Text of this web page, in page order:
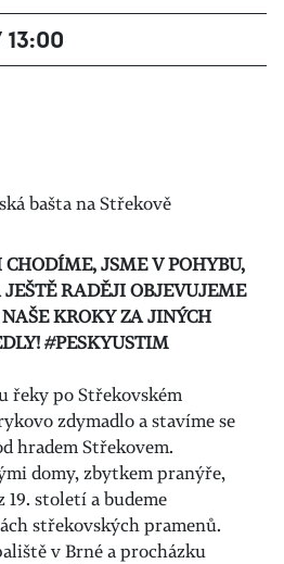
bašta na Střekově
JSME V POHYBU,
RADĚJI OBJEVUJEME
KROKY ZA JINÝCH
#PESKYUSTIM
řeky po Střekovském
zdymadlo a stavíme se
hradem Střekovem.
domy, zbytkem pranýře,
století a budeme
střekovských pramenů.
v Brné a procházku